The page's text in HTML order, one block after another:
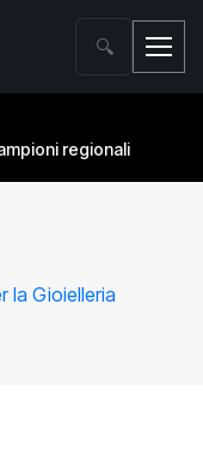
🔍
regionali
la Gioielleria